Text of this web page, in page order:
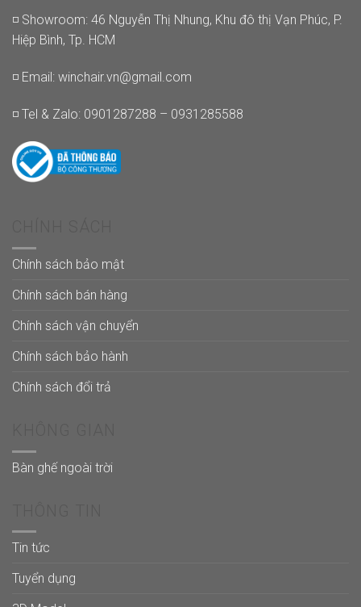
◽ Showroom: 46 Nguyễn Thị Nhung, Khu đô thị Vạn Phúc, P.
Hiệp Bình, Tp. HCM
◽ Email: winchair.vn@gmail.com
◽ Tel & Zalo: 0901287288 – 0931285588
Chính sách bảo mật
Chính sách bán hàng
Chính sách vận chuyển
Chính sách bảo hành
Chính sách đổi trả
Bàn ghế ngoài trời
Tin tức
Tuyển dụng